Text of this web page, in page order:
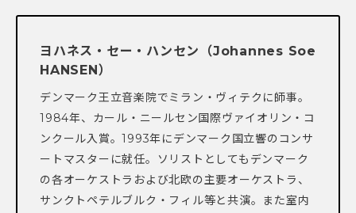
ヨハネス・セー・ハンセン（Johannes Soe
HANSEN）
デンマーク王立音楽院でミラン・ヴィテクに師事。
1984年、カール・ニールセン国際ヴァイオリン・コ
ンクール入賞。1993年にデンマーク国立響のコンサ
ートマスターに就任。ソリストとしてもデンマーク
の各オーケストラおよび北欧の主要オーケストラ、
サンクトペテルブルク・フィル等と共演。また室内